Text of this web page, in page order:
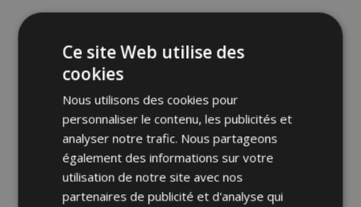
Ajouter
à la
liste
d'achats
Ce site Web utilise des
cookies
Nous utilisons des cookies pour
personnaliser le contenu, les publicités et
analyser notre trafic. Nous partageons
également des informations sur votre
utilisation de notre site avec nos
partenaires de publicité et d'analyse qui